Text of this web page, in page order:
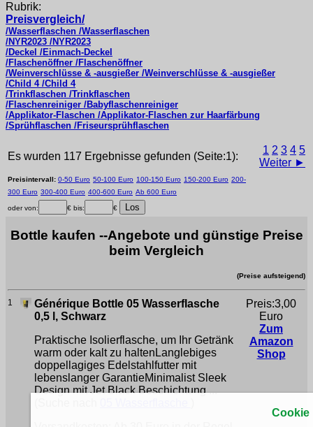
Rubrik:
Preisvergleich/
/Wasserflaschen /Wasserflaschen
/NYR2023 /NYR2023
/Deckel /Einmach-Deckel
/Flaschenöffner /Flaschenöffner
/Weinverschlüsse & -ausgießer /Weinverschlüsse & -ausgießer
/Child 4 /Child 4
/Trinkflaschen /Trinkflaschen
/Flaschenreiniger /Babyflaschenreiniger
/Applikator-Flaschen /Applikator-Flaschen zur Haarfärbung
/Sprühflaschen /Friseursprühflaschen
Es wurden 117 Ergebnisse gefunden (Seite:1):
1 2 3 4 5
Weiter ►
Preisintervall: 0-50 Euro 50-100 Euro 100-150 Euro 150-200 Euro 200-
300 Euro 300-400 Euro 400-600 Euro Ab 600 Euro
oder von: € bis: €
Bottle kaufen --Angebote und günstige Preise
beim Vergleich
(Preise aufsteigend)
1
Générique Bottle 05 Wasserflasche
0,5 l, Schwarz
Praktische Isolierflasche, um Ihr Getränk
warm oder kalt zu haltenLanglebiges
doppellagiges Edelstahlfutter mit
lebenslanger GarantieMinimalist Sleek
Design mit Jet Black Beschichtung ...
Preis:3,00
Euro
Zum
Amazon
Shop
Cookie